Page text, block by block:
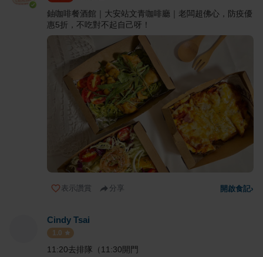
鈾咖啡餐酒館｜大安站文青咖啡廳｜老闆超佛心，防疫優
惠5折，不吃對不起自己呀！
表示讚賞 分享 開啟食記›
Cindy Tsai
1.0
11:20去排隊（11:30開門